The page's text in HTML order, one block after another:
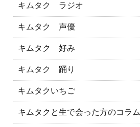
キムタク ラジオ
キムタク 声優
キムタク 好み
キムタク 踊り
キムタクいちご
キムタクと生で会った方のコラム